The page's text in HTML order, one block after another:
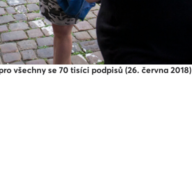
všechny se 70 tisíci podpisů (26. června 2018)